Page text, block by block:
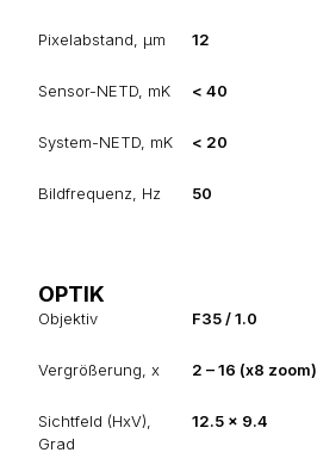
Pixelabstand, µm 12
Sensor-NETD, mK < 40
System-NETD, mK < 20
Bildfrequenz, Hz 50
OPTIK
Objektiv F35 / 1.0
Vergrößerung, x 2 – 16 (x8 zoom)
Sichtfeld (HxV),
Grad
12.5 x 9.4